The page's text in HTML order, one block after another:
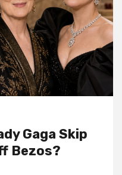
Gaga Skip
Bezos?